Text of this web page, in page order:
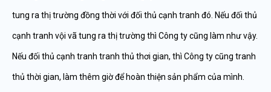
tung ra thị trường đồng thời với đối thủ cạnh tranh đó. Nếu đối thủ
cạnh tranh vội vã tung ra thị trường thì Công ty cũng làm như vậy.
Nếu đối thủ cạnh tranh tranh thủ thơi gian, thì Công ty cũng tranh
thủ thời gian, làm thêm giờ để hoàn thiện sản phẩm của mình.